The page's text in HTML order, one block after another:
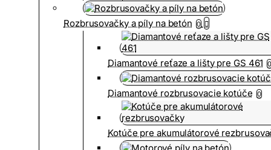
Rozbrusovačky a píly na betón 0
Diamantové reťaze a lišty pre GS 461
Diamantové rozbrusovacie kotúče 0
Kotúče pre akumulátorové